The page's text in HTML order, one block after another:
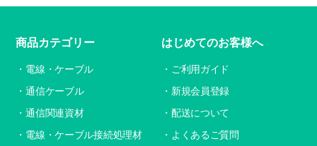
商品カテゴリー
電線・ケーブル
通信ケーブル
通信関連資材
電線・ケーブル接続処理材
はじめてのお客様へ
ご利用ガイド
新規会員登録
配送について
よくあるご質問